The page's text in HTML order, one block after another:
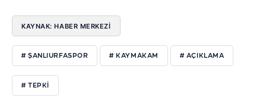
KAYNAK: HABER MERKEZİ
# ŞANLIURFASPOR # KAYMAKAM # AÇIKLAMA
# TEPKİ